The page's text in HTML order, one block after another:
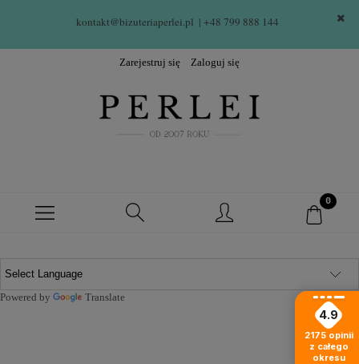
kontakt@bizuteriaperlei.pl | +48 799 888 144
Zarejestruj się Zaloguj się
Powered by Translate
4.9
2175 opinii
z całego
okresu